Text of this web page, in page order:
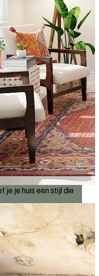
je je huis een stijl die